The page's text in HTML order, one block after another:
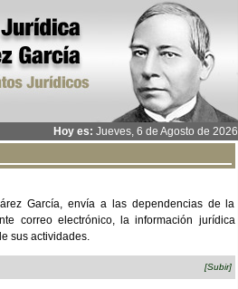
Hoy es: Jueves, 6 de Agosto de 2026
García, envía a las dependencias de la
correo electrónico, la información jurídica
sus actividades.
[Subir]